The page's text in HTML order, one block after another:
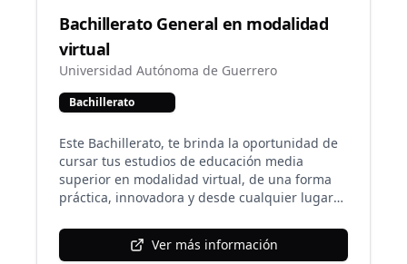
Bachillerato General en modalidad
virtual
Universidad Autónoma de Guerrero
Bachillerato
Este Bachillerato, te brinda la oportunidad de
cursar tus estudios de educación media
superior en modalidad virtual, de una forma
práctica, innovadora y desde cualquier lugar
tu computadora, iPad, Tablet o desde un
dispositivo móvil. El modelo educativo del
Ver más información